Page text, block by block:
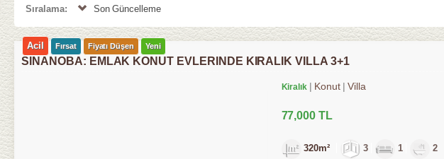
Sıralama: Son Güncelleme
Acil Fırsat Fiyatı Düşen Yeni
SİNANOBA: EMLAK KONUT EVLERINDE KİRALIK VİLLA 3+1
Kiralık Konut Villa
77,000 TL
320m² 3 1 2